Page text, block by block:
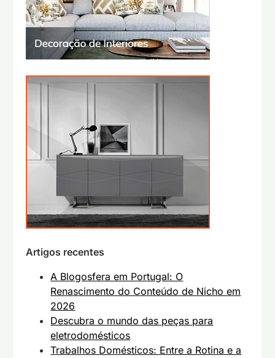
Artigos recentes
A Blogosfera em Portugal: O
Renascimento do Conteúdo de Nicho em
2026
Descubra o mundo das peças para
eletrodomésticos
Trabalhos Domésticos: Entre a Rotina e a